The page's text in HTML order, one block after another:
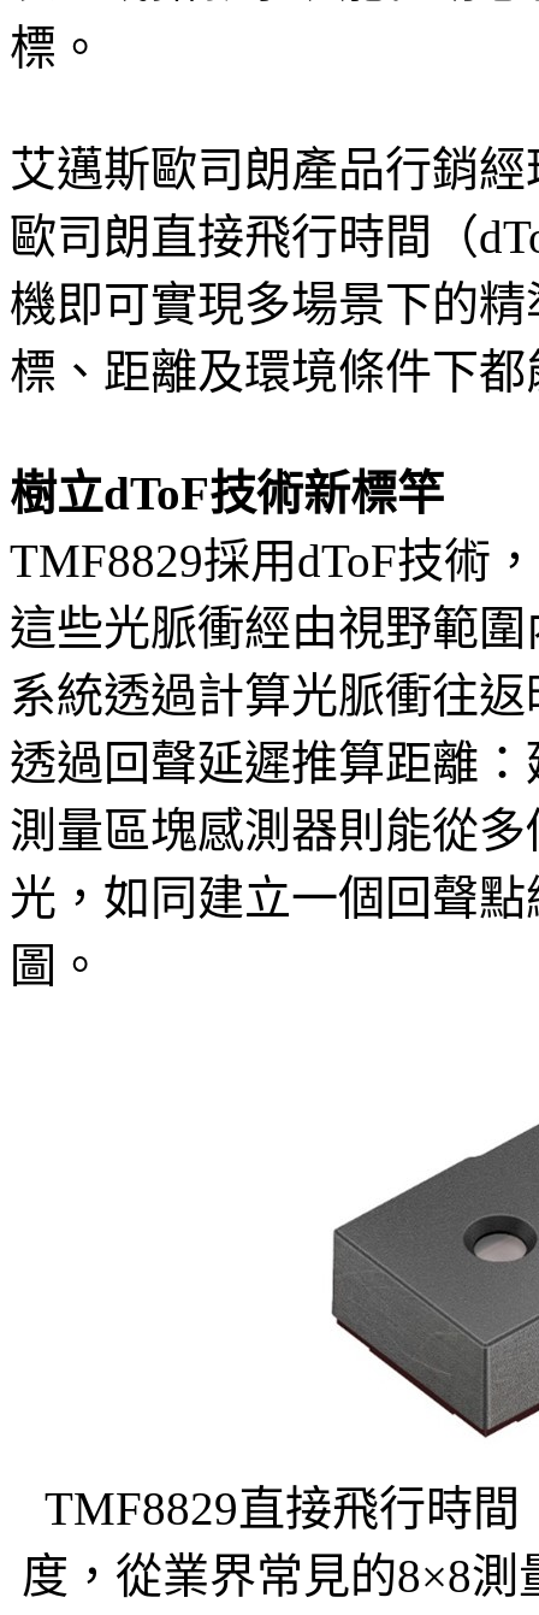
標。
艾邁斯歐司朗產品行銷
歐司朗直接飛行時間（
機即可實現多場景下的
標、距離及環境條件下
樹立dToF技術新標竿
TMF8829採用dToF技術
這些光脈衝經由視野範
系統透過計算光脈衝往
透過回聲延遲推算距離
測量區塊感測器則能從
光，如同建立一個回聲
圖。
TMF8829直接飛行時
度，從業界常見的8×8